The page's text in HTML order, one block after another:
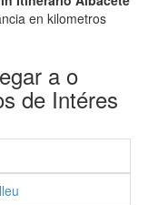
en kilometros
a o
de Intéres